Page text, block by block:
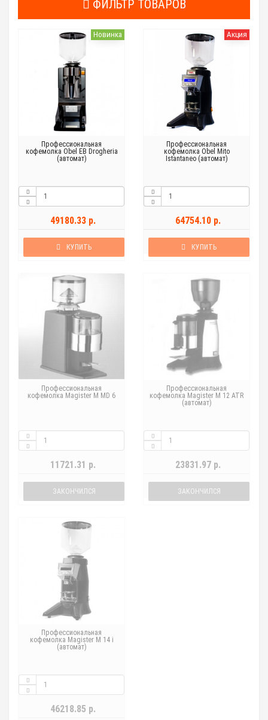
ФИЛЬТР ТОВАРОВ
Новинка
Профессиональная
кофемолка Obel EB Drogheria
(автомат)
49180.33 р.
КУПИТЬ
Акция
Профессиональная
кофемолка Obel Mito
Istantaneo (автомат)
64754.10 р.
КУПИТЬ
Профессиональная
кофемолка Magister M MD 6
11721.31 р.
ЗАКОНЧИЛСЯ
Профессиональная
кофемолка Magister M 12 ATR
(автомат)
23831.97 р.
ЗАКОНЧИЛСЯ
Профессиональная
кофемолка Magister M 14 i
(автомат)
46218.85 р.